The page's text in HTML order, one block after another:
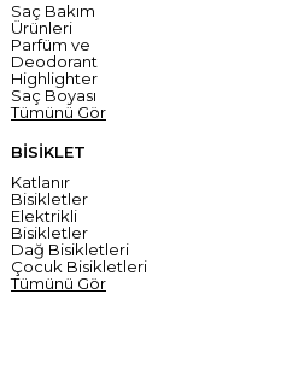
Saç Bakım
Ürünleri
Parfüm ve
Deodorant
Highlighter
Saç Boyası
Tümünü Gör
BİSİKLET
Katlanır
Bisikletler
Elektrikli
Bisikletler
Dağ Bisikletleri
Çocuk Bisikletleri
Tümünü Gör